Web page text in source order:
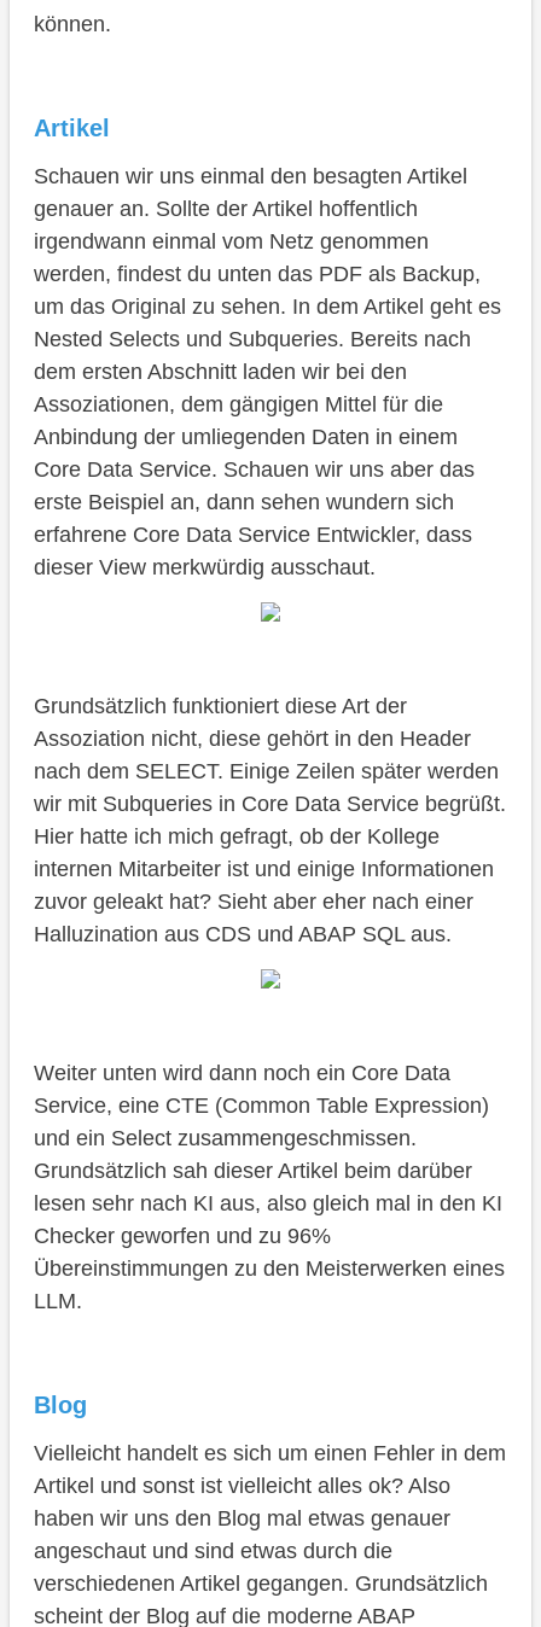
können.
Artikel
Schauen wir uns einmal den besagten Artikel
genauer an. Sollte der Artikel hoffentlich
irgendwann einmal vom Netz genommen
werden, findest du unten das PDF als Backup,
um das Original zu sehen. In dem Artikel geht es
Nested Selects und Subqueries. Bereits nach
dem ersten Abschnitt laden wir bei den
Assoziationen, dem gängigen Mittel für die
Anbindung der umliegenden Daten in einem
Core Data Service. Schauen wir uns aber das
erste Beispiel an, dann sehen wundern sich
erfahrene Core Data Service Entwickler, dass
dieser View merkwürdig ausschaut.
Grundsätzlich funktioniert diese Art der
Assoziation nicht, diese gehört in den Header
nach dem SELECT. Einige Zeilen später werden
wir mit Subqueries in Core Data Service begrüßt.
Hier hatte ich mich gefragt, ob der Kollege
internen Mitarbeiter ist und einige Informationen
zuvor geleakt hat? Sieht aber eher nach einer
Halluzination aus CDS und ABAP SQL aus.
Weiter unten wird dann noch ein Core Data
Service, eine CTE (Common Table Expression)
und ein Select zusammengeschmissen.
Grundsätzlich sah dieser Artikel beim darüber
lesen sehr nach KI aus, also gleich mal in den KI
Checker geworfen und zu 96%
Übereinstimmungen zu den Meisterwerken eines
LLM.
Blog
Vielleicht handelt es sich um einen Fehler in dem
Artikel und sonst ist vielleicht alles ok? Also
haben wir uns den Blog mal etwas genauer
angeschaut und sind etwas durch die
verschiedenen Artikel gegangen. Grundsätzlich
scheint der Blog auf die moderne ABAP